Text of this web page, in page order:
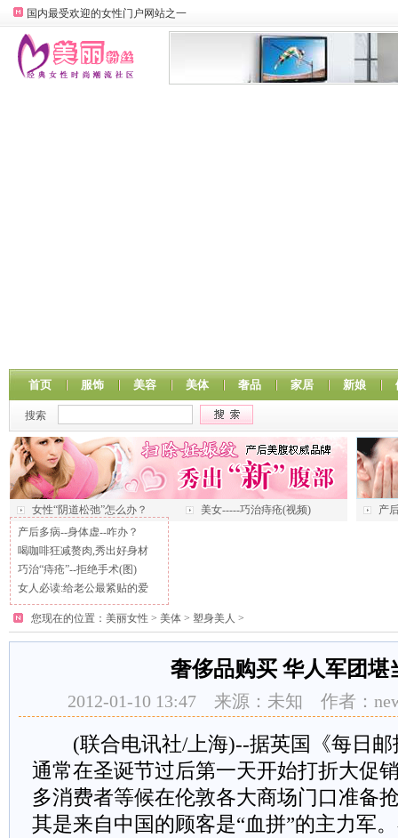
国内最受欢迎的女性门户网站之一
首页 服饰 美容 美体 奢品 家居 新娘
搜索
女性“阴道松弛”怎么办？ 美女-----巧治痔疮(视频)
产
产后多病--身体虚--咋办？
喝咖啡狂减赘肉,秀出好身材
巧治“痔疮”--拒绝手术(图)
女人必读:给老公最紧贴的爱
您现在的位置： 美丽女性 > 美体 > 塑身美人 >
奢侈品购买 华人军团堪
2012-01-10 13:47 来源：未知 作者：
(联合电讯社/上海)--据英国《每日邮
通常在圣诞节过后第一天开始打折大促
多消费者等候在伦敦各大商场门口准备
其是来自中国的顾客是“血拼”的主力军